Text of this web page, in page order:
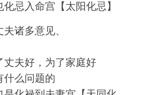
忌入命宫【太阳化忌】
诸多意见、
丈夫好，为了家庭好
什么问题的